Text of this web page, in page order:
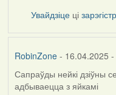
Увайдзіце ці
RobinZone- 16.04.2025 -
Сапраўды нейкі дзіўны
адбываецца з яйкамі